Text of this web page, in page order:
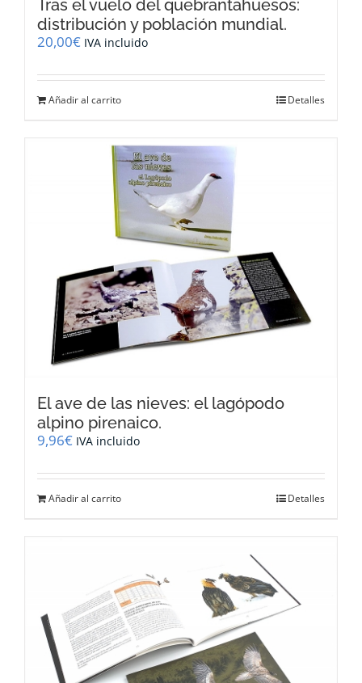
Tras el vuelo del quebrantahuesos:
distribución y población mundial.
20,00€ IVA incluido
Añadir al carrito Detalles
El ave de las nieves: el lagópodo
alpino pirenaico.
9,96€ IVA incluido
Añadir al carrito Detalles